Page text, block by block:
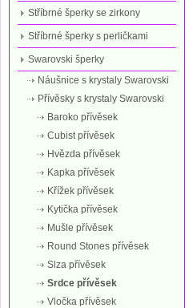
Stříbrné šperky se zirkony
Stříbrné šperky s perličkami
Swarovski šperky
Náušnice s krystaly Swarovski
Přívěsky s krystaly Swarovski
Baroko přívěsek
Cubist přívěsek
Hvězda přívěsek
Kapka přívěsek
Křížek přívěsek
Kytička přívěsek
Mušle přívěsek
Round Stones přívěsek
Slza přívěsek
Srdce přívěsek
Vločka přívěsek